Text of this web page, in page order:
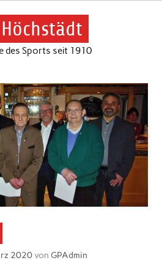
Höchstädt
des Sports seit 1910
2020von GPAdmin